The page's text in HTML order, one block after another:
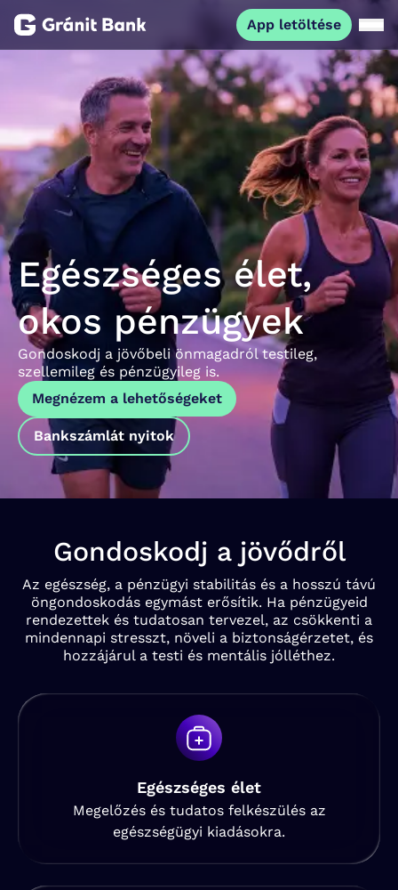
App letöltése
Magánszemélyeknek
Vállalkozásoknak
Fiataloknak
Befektetőknek
Kapcsolat
Netbank App letöltése
Egészséges élet,
okos pénzügyek
Gondoskodj a jövőbeli önmagadról testileg,
szellemileg és pénzügyileg is.
Megnézem a lehetőségeket
Bankszámlát nyitok
Gondoskodj a jövődről
Az egészség, a pénzügyi stabilitás és a hosszú távú
öngondoskodás egymást erősítik. Ha pénzügyeid
rendezettek és tudatosan tervezel, az csökkenti a
mindennapi stresszt, növeli a biztonságérzetet, és
hozzájárul a testi és mentális jólléthez.
Egészséges élet
Megelőzés és tudatos felkészülés az
egészségügyi kiadásokra.